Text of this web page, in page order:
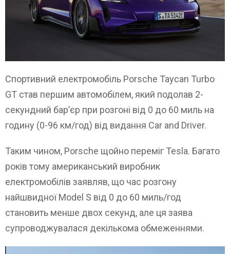
Спортивний електромобіль Porsche Taycan Turbo
GT став першим автомобілем, який подолав 2-
секундний бар’єр при розгоні від 0 до 60 миль на
годину (0-96 км/год) від видання Car and Driver.
Таким чином, Porsche щойно переміг Tesla. Багато
років тому американський виробник
електромобілів заявляв, що час розгону
найшвидної Model S від 0 до 60 миль/год
становить менше двох секунд, але ця заява
супроводжувалася декількома обмеженнями.